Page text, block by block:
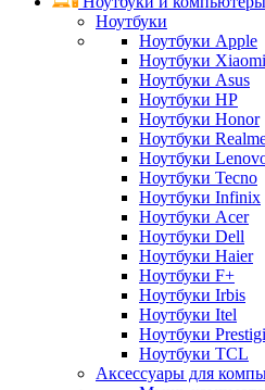
Ноутбуки
Ноутбуки Apple
Ноутбуки Xiaomi
Ноутбуки Asus
Ноутбуки HP
Ноутбуки Honor
Ноутбуки
Ноутбуки
Ноутбуки Tecno
Ноутбуки Infinix
Ноутбуки Acer
Ноутбуки Dell
Ноутбуки Haier
Ноутбуки F+
Ноутбуки Irbis
Ноутбуки Itel
Ноутбуки
Ноутбуки TCL
Аксессуары для